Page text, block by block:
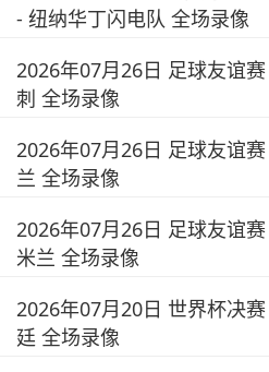
- 纽纳华丁闪电队 全场录像
2026年07月26日 足球友谊
刺 全场录像
2026年07月26日 足球友谊
兰 全场录像
2026年07月26日 足球友谊
米兰 全场录像
2026年07月20日 世界杯决
廷 全场录像